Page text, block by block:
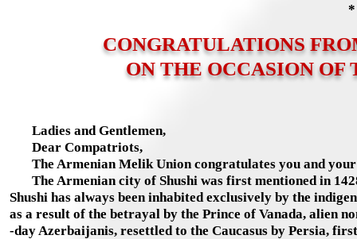
CONGRATULATIONS
ON THE OCCASION
Ladies and Gentlemen,
Dear Compatriots,
The Armenian Melik Union congratulates you and
The Armenian city of Shushi was first mentioned in
Shushi has always been inhabited exclusively by the
as a result of the betrayal by the Prince of Vanada, alien
-day Azerbaijanis, resettled to the Caucasus by Persia,